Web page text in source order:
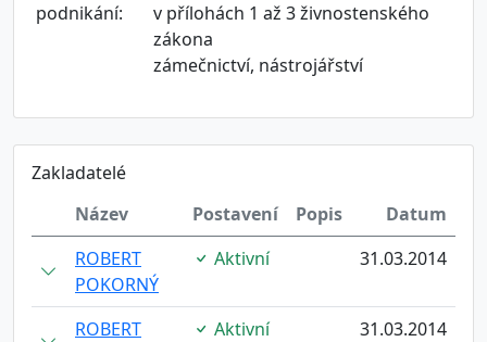
podnikání:
v přílohách 1 až 3 živnostenského
zákona
zámečnictví, nástrojářství
Zakladatelé
Název
Postavení Popis
Datum
ROBERT
POKORNÝ
Aktivní 31.03.2014
ROBERT
Aktivní 31.03.2014